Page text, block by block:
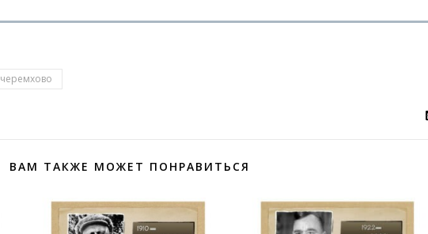
черемхово
ВАМ ТАКЖЕ МОЖЕТ ПОНРАВИТЬСЯ